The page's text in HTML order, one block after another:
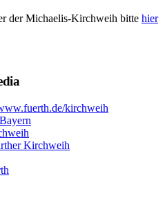
der Michaelis-Kirchweih bitte hier
kirchweih
Kirchweih